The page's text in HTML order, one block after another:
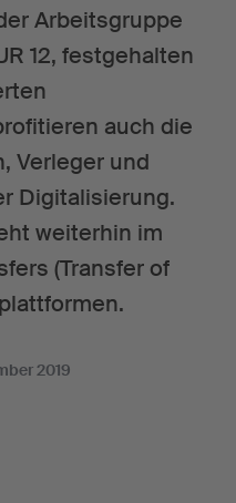
Arbeitsgruppe
12, festgehalten
auch die
Verleger und
Digitalisierung.
weiterhin im
(Transfer of
2019